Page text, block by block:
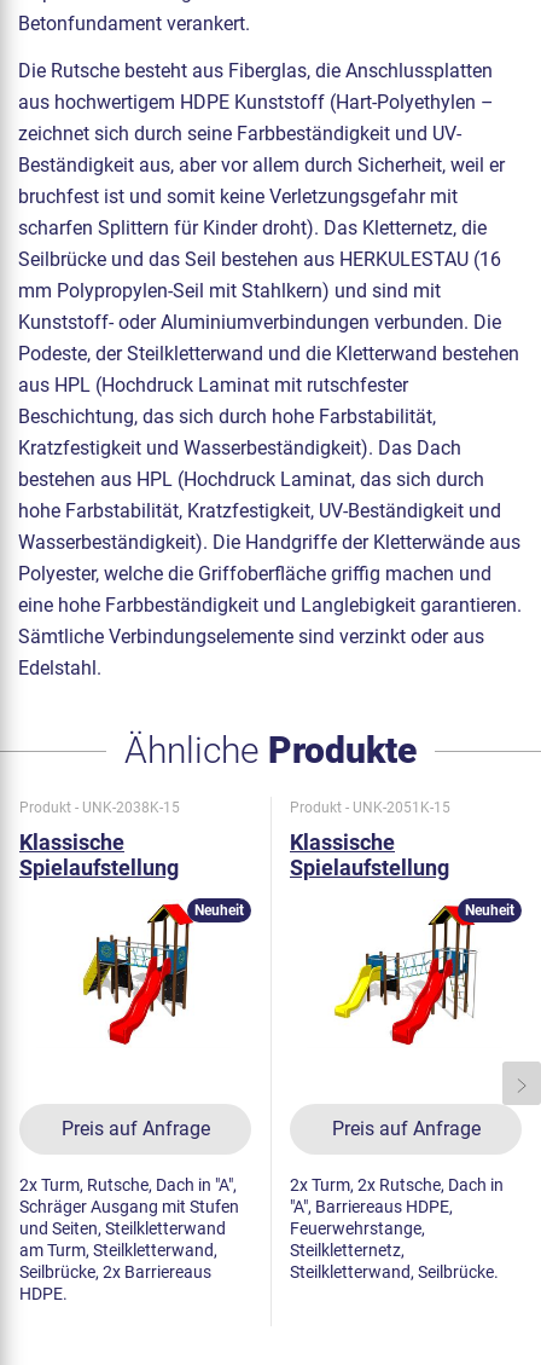
Betonfundament verankert.
Die Rutsche besteht aus Fiberglas, die Anschlussplatten
aus hochwertigem HDPE Kunststoff (Hart-Polyethylen –
zeichnet sich durch seine Farbbeständigkeit und UV-
Beständigkeit aus, aber vor allem durch Sicherheit, weil er
bruchfest ist und somit keine Verletzungsgefahr mit
scharfen Splittern für Kinder droht). Das Kletternetz, die
Seilbrücke und das Seil bestehen aus HERKULESTAU (16
mm Polypropylen-Seil mit Stahlkern) und sind mit
Kunststoff- oder Aluminiumverbindungen verbunden. Die
Podeste, der Steilkletterwand und die Kletterwand bestehen
aus HPL (Hochdruck Laminat mit rutschfester
Beschichtung, das sich durch hohe Farbstabilität,
Kratzfestigkeit und Wasserbeständigkeit). Das Dach
bestehen aus HPL (Hochdruck Laminat, das sich durch
hohe Farbstabilität, Kratzfestigkeit, UV-Beständigkeit und
Wasserbeständigkeit). Die Handgriffe der Kletterwände aus
Polyester, welche die Griffoberfläche griffig machen und
eine hohe Farbbeständigkeit und Langlebigkeit garantieren.
Sämtliche Verbindungselemente sind verzinkt oder aus
Edelstahl.
Ähnliche Produkte
Produkt - UNK-2038K-15
Klassische
Spielaufstellung
UNK2038K - metall
Preis auf Anfrage
Neuheit
2x Turm, Rutsche, Dach in "A",
Schräger Ausgang mit Stufen
und Seiten, Steilkletterwand
am Turm, Steilkletterwand,
Seilbrücke, 2x Barriereaus
HDPE.
Produkt - UNK-2051K-15
Klassische
Spielaufstellung
UNK2051K - metall
Preis auf Anfrage
Neuheit
2x Turm, 2x Rutsche, Dach in
"A", Barriereaus HDPE,
Feuerwehrstange,
Steilkletternetz,
Steilkletterwand, Seilbrücke.